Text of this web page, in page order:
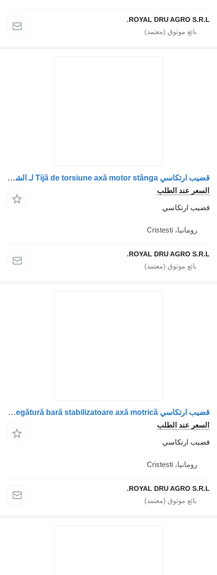
ROYAL DRU AGRO S.R.L.
قضيب ارتكاسي Tijă de torsiune axă motor stânga لـ الشاحنات MAN 81432206196/81432206379/81432206232/81432206233
السعر عند الطلب
قضيب ارتكاسي
رومانيا، Cristesti
ROYAL DRU AGRO S.R.L.
قضيب ارتكاسي Legătură bară stabilizatoare axă motrică لـ الشاحنات MAN 81437185120 8143718-5120
السعر عند الطلب
قضيب ارتكاسي
رومانيا، Cristesti
ROYAL DRU AGRO S.R.L.